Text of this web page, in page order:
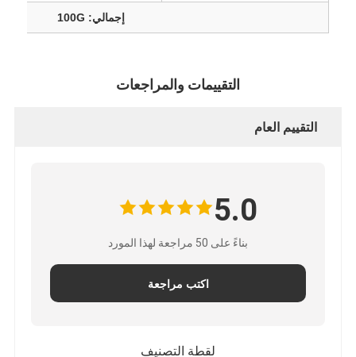
إجمالي: 100G
التقييمات والمراجعات
التقييم العام
5.0
بناءً على 50 مراجعة لهذا المورد
اكتب مراجعة
لقطة التصنيف